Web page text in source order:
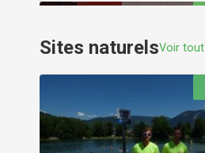
V and B Scionzier
Sites naturelsVoir tout